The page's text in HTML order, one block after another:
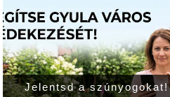
Jelentsd a szúnyogokat!